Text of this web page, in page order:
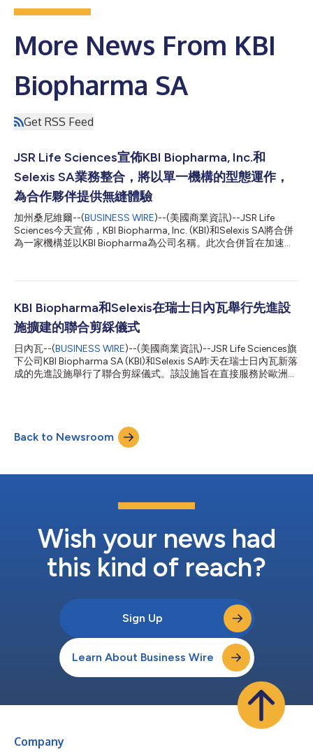
More News From KBI
Biopharma SA
Get RSS Feed
JSR Life Sciences宣佈KBI Biopharma, Inc.和
Selexis SA業務整合，將以單一機構的型態運作，
為合作夥伴提供無縫體驗
加州桑尼維爾--(BUSINESS WIRE)--(美國商業資訊)--JSR Life
Sciences今天宣佈，KBI Biopharma, Inc. (KBI)和Selexis SA將合併
為一家機構並以KBI Biopharma為公司名稱。此次合併旨在加速創
乳動物計畫的臨床和商業cGMP生產服務的全部過程。 精簡的營運
率，以及簡化的合作夥伴體驗。結合KBI Biopharma和Selexis的能
力和專長，可協助客戶降低生產風險，並使其能夠更快地為病患提
供必要藥物。 JSR Life Sciences總裁Tim Lowery表示：「KBI和
Selexis合而為一將使KBI進入令人振奮的策略性成長階段。此次營
運策略轉變是順應KBI和Selexis的發展所需，對於雙方的客戶均至
關重要，它們需要廣泛的能力和服務來加速因應其不斷演變的生產
和藥物開發需求。」 合併後的機構將充分利用KBI的集體知識、科
KBI Biopharma和Selexis在瑞士日內瓦舉行先進設
施擴建的聯合剪綵儀式
日內瓦--(BUSINESS WIRE)--(美國商業資訊)--JSR Life Sciences旗
下公司KBI Biopharma SA (KBI)和Selexis SA昨天在瑞士日內瓦新落
成的先進設施舉行了聯合剪綵儀式。該設施旨在直接服務於歐洲日
務。 歐洲和世界各地對治療癌症、傳染病和自體免疫性疾病的創
新生物製劑和有效生物相似藥的需求不斷增加，然而開發和生產此
類藥物以及其他治療藥物的過程仍然複雜且耗時。KBI和Selexis透
案，幫助客戶自信地推動其研究性療法。 KBI和Selexis的執行長
實現了KBI和Selexis發展過程中的重要里程碑。我們很高興今天能
齊聚一堂，紀念這一偉大的成就。KBI和Selexis具有悠久的成功歷
Back to Newsroom
Wish your news had
this kind of reach?
Sign Up
Learn About Business Wire
Company